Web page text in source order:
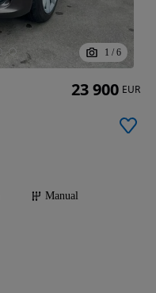
1 / 6
Manual
23 900 EUR